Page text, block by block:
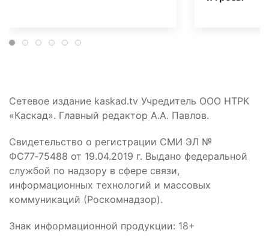
Сетевое издание kaskad.tv Учредитель ООО НТРК
«Каскад». Главный редактор А.А. Павлов.
Свидетельство о регистрации СМИ ЭЛ №
ФС77‑75488 от 19.04.2019 г. Выдано федеральной
службой по надзору в сфере связи,
информационных технологий и массовых
коммуникаций (Роскомнадзор).
Знак информационной продукции: 18+